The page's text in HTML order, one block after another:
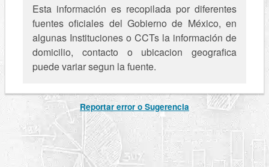
Esta información es recopilada por diferentes
fuentes oficiales del Gobierno de México, en
algunas Instituciones o CCTs la información de
domicilio, contacto o ubicacion geografica
puede variar segun la fuente.
Reportar error o Sugerencia